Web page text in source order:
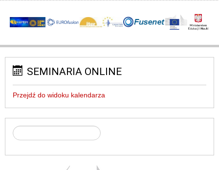
SEMINARIA ONLINE
Przejdź do widoku kalendarza